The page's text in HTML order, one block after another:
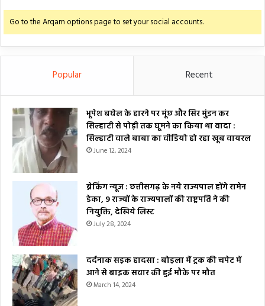
Go to the Arqam options page to set your social accounts.
Popular Recent
भूपेश बघेल के हारने पर मूंछ और सिर मुंडन कर
सिल्हाटी से पोड़ी तक घूमने का किया था वादा :
सिल्हाटी वाले बाबा का वीडियो हो रहा खूब वायरल
June 12, 2024
ब्रेकिंग न्यूज : छत्तीसगढ़ के नये राज्यपाल होंगे रामेन
डेका, 9 राज्यों के राज्यपालों की राष्ट्रपति ने की
नियुक्ति, देखिये लिस्ट
July 28, 2024
दर्दनाक सड़क हादसा : बोड़ला में ट्रक की चपेट में
आने से बाइक सवार की हुई मौके पर मौत
March 14, 2024